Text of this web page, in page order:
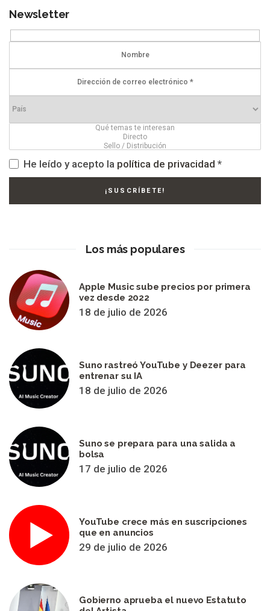
Newsletter
He leído y acepto la política de privacidad *
Los más populares
Apple Music sube precios por primera
vez desde 2022
18 de julio de 2026
Suno rastreó YouTube y Deezer para
entrenar su IA
18 de julio de 2026
Suno se prepara para una salida a
bolsa
17 de julio de 2026
YouTube crece más en suscripciones
que en anuncios
29 de julio de 2026
Gobierno aprueba el nuevo Estatuto